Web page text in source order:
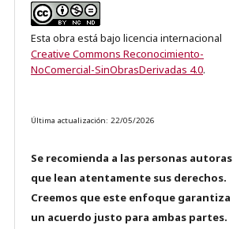
Esta obra está bajo licencia internacional
Creative Commons Reconocimiento-
NoComercial-SinObrasDerivadas 4.0.
Última actualización: 22/05/2026
Se recomienda a las personas autoras
que lean atentamente sus derechos.
Creemos que este enfoque garantiza
un acuerdo justo para ambas partes.